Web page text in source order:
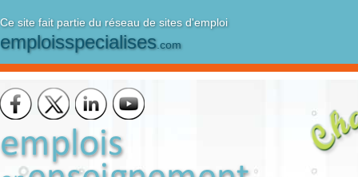
Ce site fait partie du réseau de sites d'emploi
emploisspecialises.com